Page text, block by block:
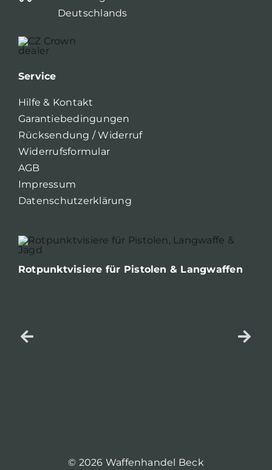
Deutschlands
Service
Hilfe & Kontakt
Garantiebedingungen
Rücksendung / Widerruf
Widerrufsformular
AGB
Impressum
Datenschutzerklärung
Rotpunktvisiere für Pistolen & Langwaffen
© 2026 Waffenhandel Beck